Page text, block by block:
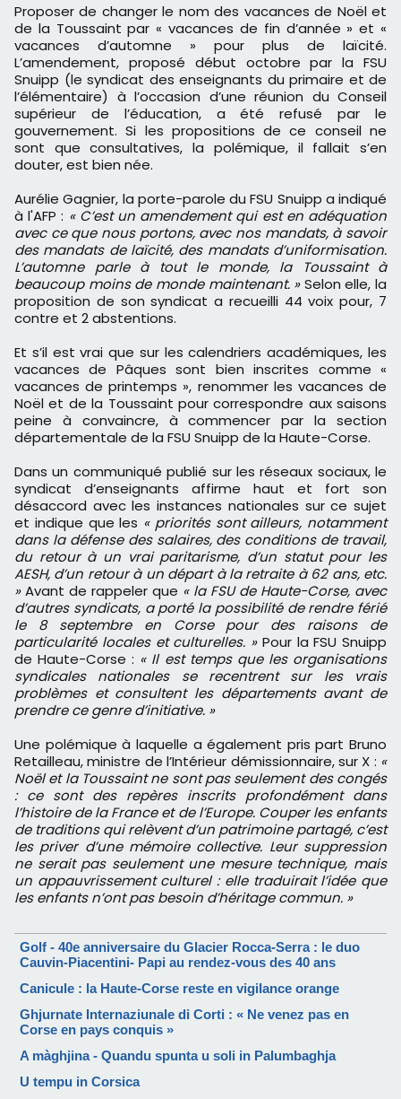
Proposer de changer le nom des vacances de Noël et
de la Toussaint par « vacances de fin d’année » et «
vacances d’automne » pour plus de laïcité.
L’amendement, proposé début octobre par la FSU
Snuipp (le syndicat des enseignants du primaire et de
l’élémentaire) à l’occasion d’une réunion du Conseil
supérieur de l’éducation, a été refusé par le
gouvernement. Si les propositions de ce conseil ne
sont que consultatives, la polémique, il fallait s’en
douter, est bien née.
Aurélie Gagnier, la porte-parole du FSU Snuipp a indiqué
à l'AFP : « C’est un amendement qui est en adéquation
avec ce que nous portons, avec nos mandats, à savoir
des mandats de laïcité, des mandats d’uniformisation.
L’automne parle à tout le monde, la Toussaint à
beaucoup moins de monde maintenant. »Selon elle, la
proposition de son syndicat a recueilli 44 voix pour, 7
contre et 2 abstentions.
Et s’il est vrai que sur les calendriers académiques, les
vacances de Pâques sont bien inscrites comme «
vacances de printemps », renommer les vacances de
Noël et de la Toussaint pour correspondre aux saisons
peine à convaincre, à commencer par la section
départementale de la FSU Snuipp de la Haute-Corse.
Dans un communiqué publié sur les réseaux sociaux, le
syndicat d’enseignants affirme haut et fort son
désaccord avec les instances nationales sur ce sujet
et indique que les « priorités sont ailleurs, notamment
dans la défense des salaires, des conditions de travail,
du retour à un vrai paritarisme, d’un statut pour les
AESH, d’un retour à un départ à la retraite à 62 ans, etc.
»Avant de rappeler que « la FSU de Haute-Corse, avec
d’autres syndicats, a porté la possibilité de rendre férié
le 8 septembre en Corse pour des raisons de
particularité locales et culturelles. » Pour la FSU Snuipp
de Haute-Corse : « Il est temps que les organisations
syndicales nationales se recentrent sur les vrais
problèmes et consultent les départements avant de
prendre ce genre d’initiative. »
Une polémique à laquelle a également pris part Bruno
Retailleau, ministre de l’Intérieur démissionnaire, sur X : «
Noël et la Toussaint ne sont pas seulement des congés
: ce sont des repères inscrits profondément dans
l’histoire de la France et de l’Europe. Couper les enfants
de traditions qui relèvent d’un patrimoine partagé, c’est
les priver d’une mémoire collective. Leur suppression
ne serait pas seulement une mesure technique, mais
un appauvrissement culturel : elle traduirait l’idée que
les enfants n’ont pas besoin d’héritage commun. »
Golf - 40e anniversaire du Glacier Rocca-Serra : le duo
Cauvin-Piacentini- Papi au rendez-vous des 40 ans
Canicule : la Haute-Corse reste en vigilance orange
Ghjurnate Internaziunale di Corti : « Ne venez pas en
Corse en pays conquis »
A màghjina - Quandu spunta u soli in Palumbaghja
U tempu in Corsica